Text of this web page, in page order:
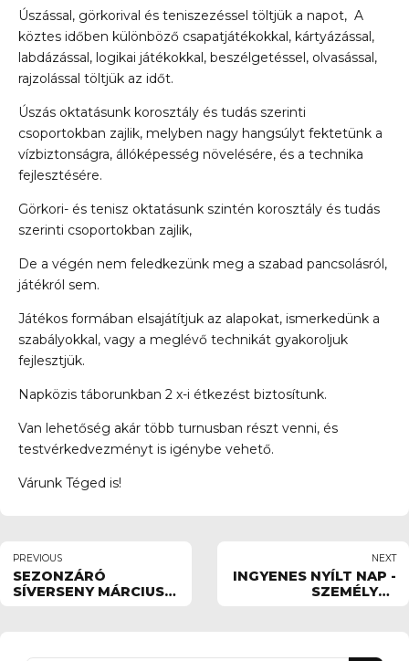
Úszással, görkorival és teniszezéssel töltjük a napot, A
köztes időben különböző csapatjátékokkal, kártyázással,
labdázással, logikai játékokkal, beszélgetéssel, olvasással,
rajzolással töltjük az időt.
Úszás oktatásunk korosztály és tudás szerinti
csoportokban zajlik, melyben nagy hangsúlyt fektetünk a
vízbiztonságra, állóképesség növelésére, és a technika
fejlesztésére.
Görkori- és tenisz oktatásunk szintén korosztály és tudás
szerinti csoportokban zajlik,
De a végén nem feledkezünk meg a szabad pancsolásról,
játékról sem.
Játékos formában elsajátítjuk az alapokat, ismerkedünk a
szabályokkal, vagy a meglévő technikát gyakoroljuk
fejlesztjük.
Napközis táborunkban 2 x-i étkezést biztosítunk.
Van lehetőség akár több turnusban részt venni, és
testvérkedvezményt is igénybe vehető.
Várunk Téged is!
PREVIOUS
SEZONZÁRÓ
SÍVERSENY MÁRCIUS
NEXT
INGYENES NYÍLT NAP -
SZEMÉLYES